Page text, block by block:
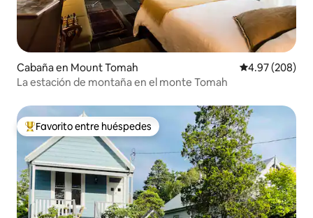
Cabaña en Mount Tomah Calificación
4.97 (208)
La estación de montaña en el monte Tomah
Favorito entre huéspedes preferido
Favorito entre huéspedes